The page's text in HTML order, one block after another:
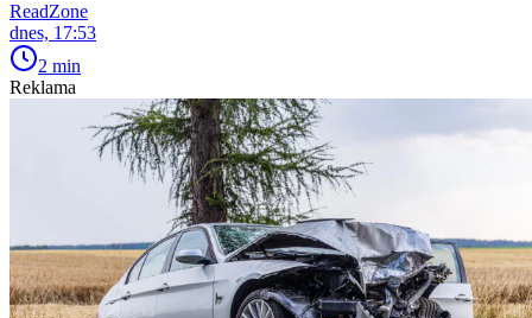
ReadZone
dnes, 17:53
2 min
Reklama